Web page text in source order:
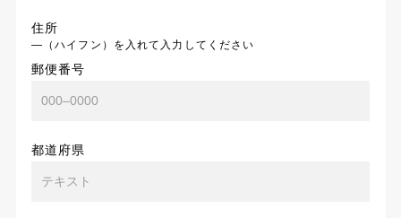
住所
―（ハイフン）を入れて入力してください
郵便番号
都道府県